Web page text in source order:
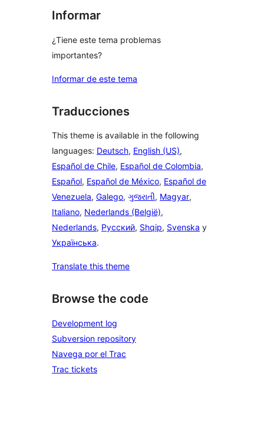
Informar
¿Tiene este tema problemas
importantes?
Informar de este tema
Traducciones
This theme is available in the following
languages: Deutsch, English (US),
Español de Chile, Español de Colombia,
Español, Español de México, Español de
Venezuela, Galego, ગુજરાતી, Magyar,
Italiano, Nederlands (België),
Nederlands, Русский, Shqip, Svenska y
Українська.
Translate this theme
Browse the code
Development log
Subversion repository
Navega por el Trac
Trac tickets